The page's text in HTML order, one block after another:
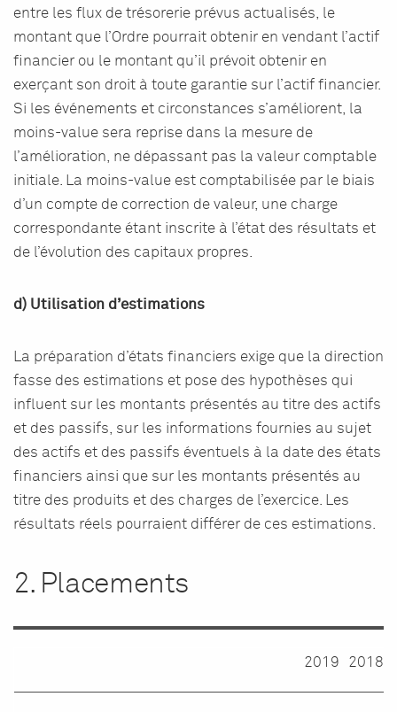
entre les flux de trésorerie prévus actualisés, le
montant que l’Ordre pourrait obtenir en vendant l’actif
financier ou le montant qu’il prévoit obtenir en
exerçant son droit à toute garantie sur l’actif financier.
Si les événements et circonstances s’améliorent, la
moins-value sera reprise dans la mesure de
l’amélioration, ne dépassant pas la valeur comptable
initiale. La moins-value est comptabilisée par le biais
d’un compte de correction de valeur, une charge
correspondante étant inscrite à l’état des résultats et
de l’évolution des capitaux propres.
d) Utilisation d’estimations
La préparation d’états financiers exige que la direction
fasse des estimations et pose des hypothèses qui
influent sur les montants présentés au titre des actifs
et des passifs, sur les informations fournies au sujet
des actifs et des passifs éventuels à la date des états
financiers ainsi que sur les montants présentés au
titre des produits et des charges de l’exercice. Les
résultats réels pourraient différer de ces estimations.
2. Placements
2019 2018